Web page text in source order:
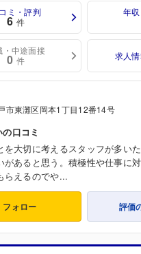
ミ・評判
6 件
年
・中途面接
0 件 求人
市東灘区岡本1丁目12番14号
口コミ
を大切に考えるスタッフが多い
があると思う。積極性や仕事に
らえるのでや...
フォロー 評価